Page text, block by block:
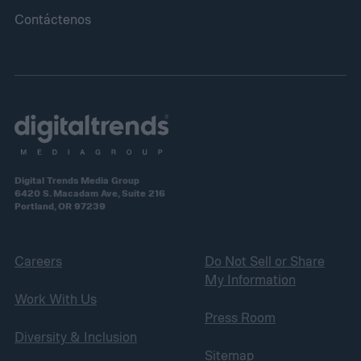
Contáctenos
Digital Trends Media Group
6420 S. Macadam Ave, Suite 216
Portland, OR 97239
Careers
Work With Us
Diversity & Inclusion
Do Not Sell or Share
My Information
Press Room
Sitemap